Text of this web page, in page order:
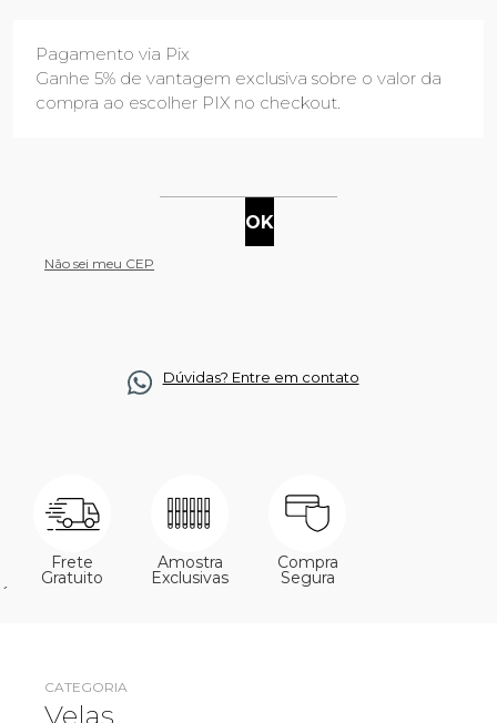
Pagamento via Pix
Ganhe 5% de vantagem exclusiva sobre o valor da
compra ao escolher PIX no checkout.
Não sei meu CEP
Dúvidas? Entre em contato
Frete
Gratuito
Amostra
Exclusivas
Compra
Segura
´
CATEGORIA
Velas